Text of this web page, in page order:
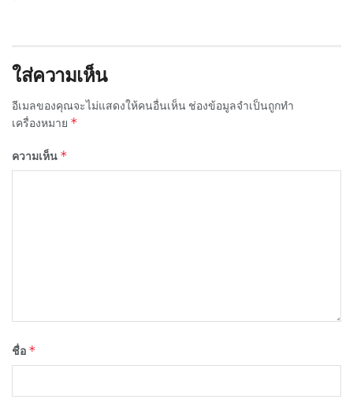
ใส่ความเห็น
อีเมลของคุณจะไม่แสดงให้คนอื่นเห็น ช่องข้อมูลจำเป็นถูกทำ
เครื่องหมาย *
ความเห็น *
ชื่อ *